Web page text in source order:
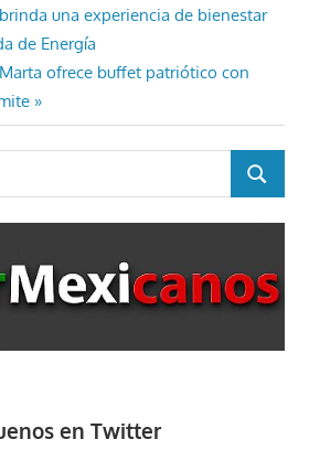
una experiencia de bienestar
de Energía
ofrece buffet patriótico con
BUSCAR
en Twitter